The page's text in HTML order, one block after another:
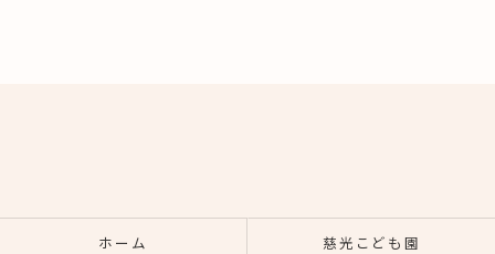
ホーム 慈光こども園